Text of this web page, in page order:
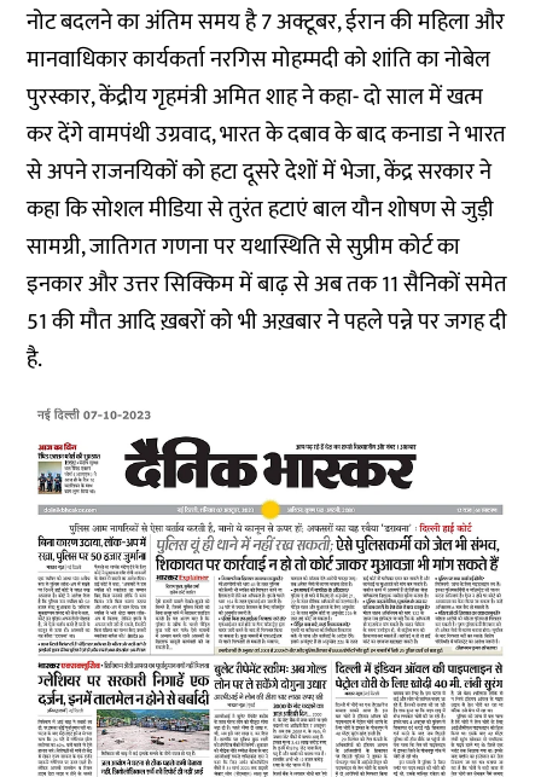
नोट बदलने का अंतिम समय है 7 अक्टूबर, ईरान की महिला और
मानवाधिकार कार्यकर्ता नरगिस मोहम्मदी को शांति का नोबेल
पुरस्कार, केंद्रीय गृहमंत्री अमित शाह ने कहा- दो साल में खत्म
कर देंगे वामपंथी उग्रवाद, भारत के दबाव के बाद कनाडा ने भारत
से अपने राजनयिकों को हटा दूसरे देशों में भेजा, केंद्र सरकार ने
कहा कि सोशल मीडिया से तुरंत हटाएं बाल यौन शोषण से जुड़ी
सामग्री, जातिगत गणना पर यथास्थिति से सुप्रीम कोर्ट का
इनकार और उत्तर सिक्किम में बाढ़ से अब तक 11 सैनिकों समेत
51 की मौत आदि ख़बरों को भी अख़बार ने पहले पन्ने पर जगह दी
है.